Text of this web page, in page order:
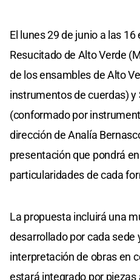
El lunes 29 de junio a las
Resucitado de Alto Verde
de los ensambles de Alto
instrumentos de cuerdas) y
(conformado por
dirección de Analía
presentación que pondrá
particularidades de cada
La propuesta incluirá una
desarrollado por cada sede
interpretación de obras en
estará integrado por